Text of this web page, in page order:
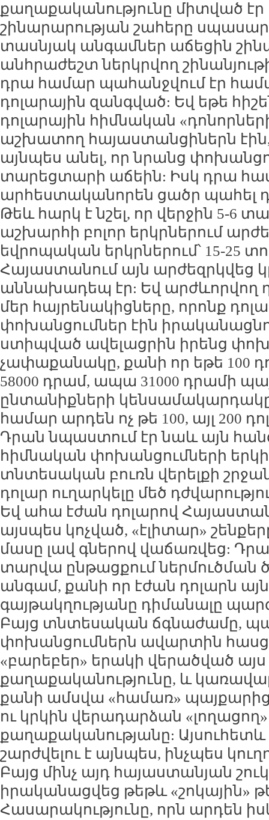
քաղաքականությունը միտված
շինարարության շահերը
տասնյակ անգամներ աճեցին
անհրաժեշտ ներկրվող
դրա համար պահանջվում էր
դոլարային զանգված: Եվ եթե
դոլարային հիմնական
աշխատող հայաստանցիներն
այնպես անել, որ նրանց
տարեցտարի աճեին: Իսկ դրա
արհեստականորեն ցածր պահել
Թեև հարկ է նշել, որ վերջին 5-6
աշխարհի բոլոր երկրներում
եվրոպական երկրներում՝ 15-25
Հայաստանում այն արժեզրկվեց
աննախադեպ էր: Եվ արժևորվող
մեր հայրենակիցները, որոնք
փոխանցումներ էին
ստիպված ավելացրին իրենց
չափաքանակը, քանի որ եթե 100
58000 դրամ, ապա 31000 դրամի
ընտանիքների կենսամակարդակը
համար արդեն ոչ թե 100, այլ 200
Դրան նպաստում էր նաև այն
հիմնական փոխանցումների
տնտեսական բուռն վերելքի
դոլար ուղարկելը մեծ
Եվ ահա էժան դոլարով
այսպես կոչված, «էլիտար»
մասը լավ գներով վաճառվեց:
տարվա ընթացքում ներմուծման
անգամ, քանի որ էժան դոլարն
գայթակղությանը դիմանալը
Բայց տնտեսական ճգնաժամը,
փոխանցումներն ավարտին
«բարեբեր» երակի վերածված այս
քաղաքականությունը, և
քանի ամսվա «համառ»
ու կրկին վերադարձան
քաղաքականությանը: Այսուհետև
շարժվելու է այնպես, ինչպես
Բայց մինչ այդ հայաստանյան
իրականացվեց թեթև «շոկային»
Հասարակությունը, որն արդեն